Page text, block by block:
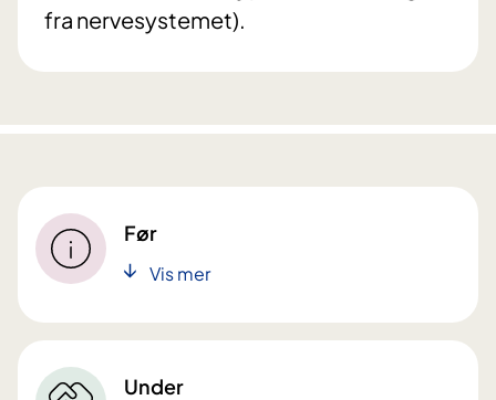
fra nervesystemet).
Før
Vis mer
Under